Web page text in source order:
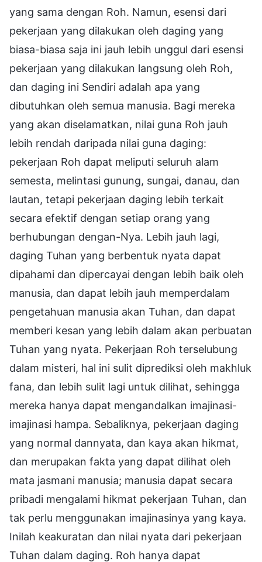
yang sama dengan Roh. Namun, esensi dari
pekerjaan yang dilakukan oleh daging yang
biasa-biasa saja ini jauh lebih unggul dari esensi
pekerjaan yang dilakukan langsung oleh Roh,
dan daging ini Sendiri adalah apa yang
dibutuhkan oleh semua manusia. Bagi mereka
yang akan diselamatkan, nilai guna Roh jauh
lebih rendah daripada nilai guna daging:
pekerjaan Roh dapat meliputi seluruh alam
semesta, melintasi gunung, sungai, danau, dan
lautan, tetapi pekerjaan daging lebih terkait
secara efektif dengan setiap orang yang
berhubungan dengan-Nya. Lebih jauh lagi,
daging Tuhan yang berbentuk nyata dapat
dipahami dan dipercayai dengan lebih baik oleh
manusia, dan dapat lebih jauh memperdalam
pengetahuan manusia akan Tuhan, dan dapat
memberi kesan yang lebih dalam akan perbuatan
Tuhan yang nyata. Pekerjaan Roh terselubung
dalam misteri, hal ini sulit diprediksi oleh makhluk
fana, dan lebih sulit lagi untuk dilihat, sehingga
mereka hanya dapat mengandalkan imajinasi-
imajinasi hampa. Sebaliknya, pekerjaan daging
yang normal dannyata, dan kaya akan hikmat,
dan merupakan fakta yang dapat dilihat oleh
mata jasmani manusia; manusia dapat secara
pribadi mengalami hikmat pekerjaan Tuhan, dan
tak perlu menggunakan imajinasinya yang kaya.
Inilah keakuratan dan nilai nyata dari pekerjaan
Tuhan dalam daging. Roh hanya dapat